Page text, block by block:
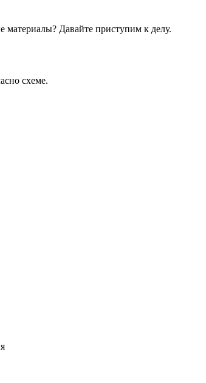
материалы? Давайте приступим к делу.
схеме.